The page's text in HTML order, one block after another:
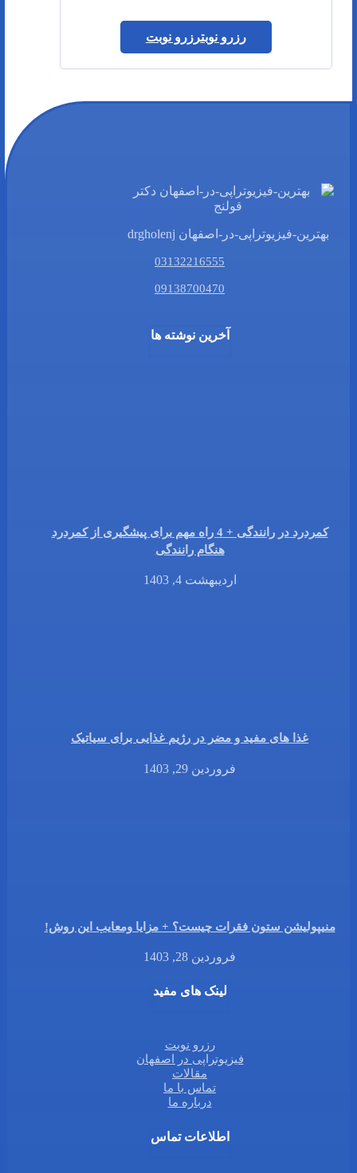
رزرو نوبترزرو نوبت
بهترین-فیزیوتراپی-در-اصفهان drgholenj
03132216555
09138700470
آخرین نوشته ها
کمردرد در رانندگی + 4 راه مهم برای پیشگیری از کمردرد
هنگام رانندگی
اردیبهشت 4, 1403
غذا های مفید و مضر در رژیم غذایی برای سیاتیک
فروردین 29, 1403
منیپولیشن ستون فقرات چیست؟ + مزایا ومعایب این روش!
فروردین 28, 1403
لینک های مفید
رزرو نوبت
فیزیوتراپی در اصفهان
مقالات
تماس با ما
درباره ما
اطلاعات تماس